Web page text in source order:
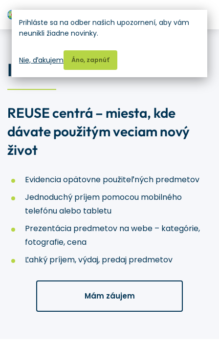
IS ENVITA – REUSE
REUSE centrá – miesta, kde
dávate použitým veciam nový
život
Evidencia opätovne použiteľných predmetov
Jednoduchý príjem pomocou mobilného
telefónu alebo tabletu
Prezentácia predmetov na webe – kategórie,
fotografie, cena
Ľahký príjem, výdaj, predaj predmetov
Mám záujem
Prihláste sa na odber našich upozornení, aby vám
neunikli žiadne novinky.
Áno, zapnúť
Nie, ďakujem